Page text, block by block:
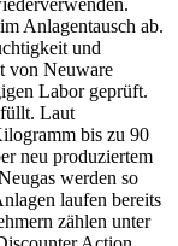
Anlagentausch ab.
und
von Neuware
Labor geprüft.
Laut
bis zu 90
neu produziertem
werden so
laufen bereits
zählen unter